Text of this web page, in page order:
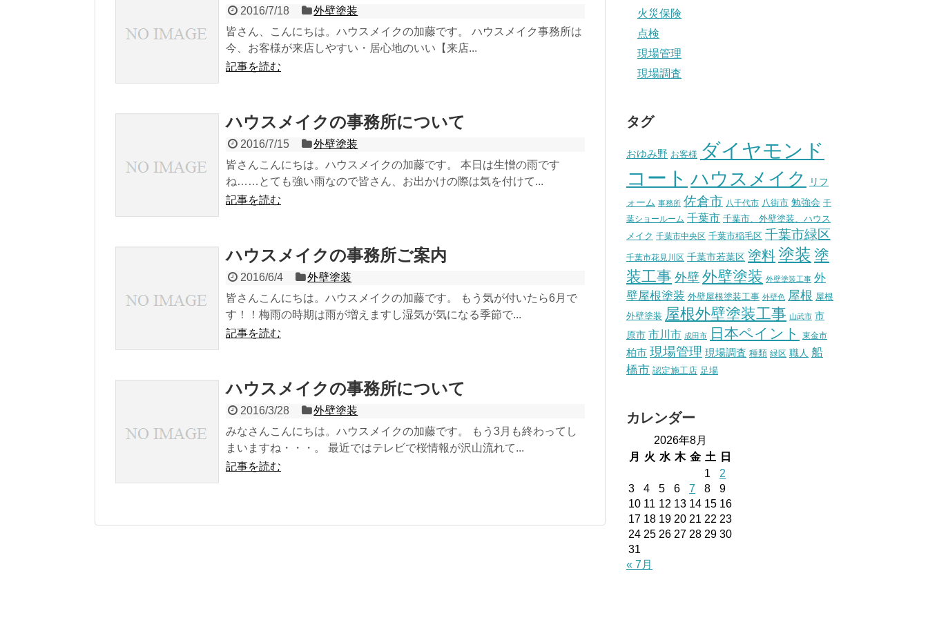
2016/7/18
外壁塗装
皆さん、こんにちは。ハウスメイクの加藤です。 ハウスメイク事務所は
今、お客様が来店しやすい・居心地のいい【来店...
記事を読む
ハウスメイクの事務所について
2016/7/15
外壁塗装
皆さんこんにちは。ハウスメイクの加藤です。 本日は生憎の雨です
ね……とても強い雨なので皆さん、お出かけの際は気を付けて...
記事を読む
ハウスメイクの事務所ご案内
2016/6/4
外壁塗装
皆さんこんにちは。ハウスメイクの加藤です。 もう気が付いたら6月で
す！！梅雨の時期は雨が増えますし湿気が気になる季節で...
記事を読む
ハウスメイクの事務所について
2016/3/28
外壁塗装
みなさんこんにちは。ハウスメイクの加藤です。 もう3月も終わってし
まいますね・・・。 最近ではテレビで桜情報が沢山流れて...
記事を読む
火災保険
点検
現場管理
現場調査
タグ
おゆみ野 お客様 ダイヤモンド
コート ハウスメイク
リフ
ォーム 事務所 佐倉市 八千代市 八街市 勉強会 千
葉ショールーム 千葉市 千葉市、外壁塗装、ハウス
メイク 千葉市中央区 千葉市稲毛区 千葉市緑区
千葉市花見川区 千葉市若葉区 塗料塗装 塗
装工事 外壁 外壁塗装 外壁塗装工事 外
壁屋根塗装 外壁屋根塗装工事 外壁色 屋根 屋根
外壁塗装 屋根外壁塗装工事 山武市 市
原市 市川市 成田市 日本ペイント 東金市
柏市 現場管理 現場調査 種類 緑区 職人 船
橋市 認定施工店 足場
カレンダー
2026年8月
月
火 水 木 金 土
日
1
2
3
4 5 6 7 8
9
10 11 12 13 14 15 16
17 18 19 20 21 22 23
24 25 26 27 28 29 30
31
« 7月